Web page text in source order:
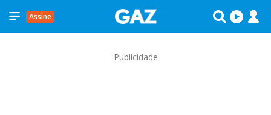
Assine
Publicidade